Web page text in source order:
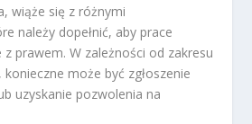
wiąże się z różnymi
należy dopełnić, aby prace
z prawem. W zależności od zakresu
może być zgłoszenie
uzyskanie pozwolenia na